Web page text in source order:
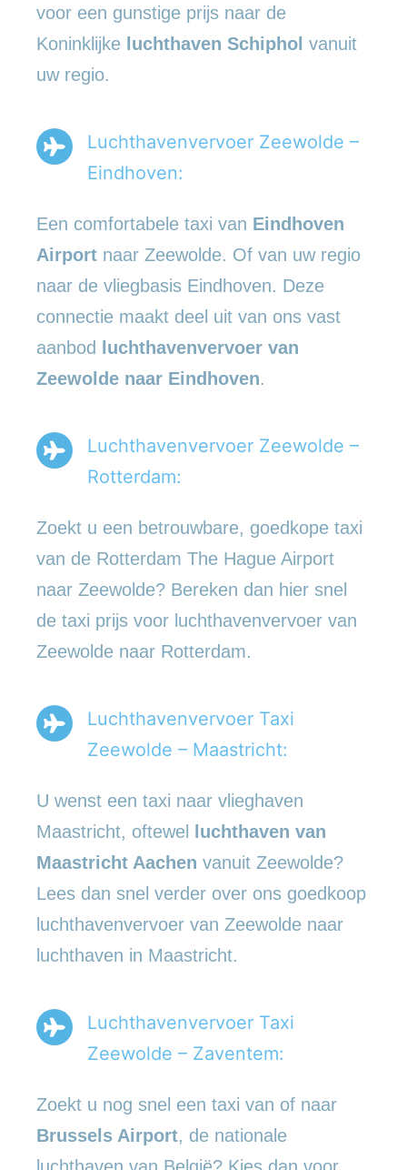
voor een gunstige prijs naar de
Koninklijke luchthaven Schiphol vanuit
uw regio.
Luchthavenvervoer Zeewolde –
Eindhoven:
Een comfortabele taxi van Eindhoven
Airport naar Zeewolde. Of van uw regio
naar de vliegbasis Eindhoven. Deze
connectie maakt deel uit van ons vast
aanbod
luchthavenvervoer van
Zeewolde naar Eindhoven.
Luchthavenvervoer Zeewolde –
Rotterdam:
Zoekt u een betrouwbare, goedkope taxi
van de Rotterdam The Hague Airport
naar Zeewolde? Bereken dan hier snel
de taxi prijs voor luchthavenvervoer van
Zeewolde naar Rotterdam.
Luchthavenvervoer Taxi
Zeewolde – Maastricht:
U wenst een taxi naar vlieghaven
Maastricht, oftewel
luchthaven van
Maastricht Aachen vanuit Zeewolde?
Lees dan snel verder over ons goedkoop
luchthavenvervoer van Zeewolde naar
luchthaven in Maastricht.
Luchthavenvervoer Taxi
Zeewolde – Zaventem:
Zoekt u nog snel een taxi van of naar
Brussels Airport, de nationale